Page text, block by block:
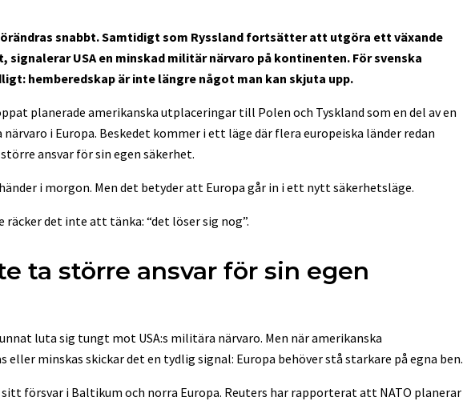
snabbt. Samtidigt som Ryssland fortsätter att utgöra ett växande
signalerar USA en minskad militär närvaro på kontinenten. För svenska
hemberedskap är inte längre något man kan skjuta upp.
planerade amerikanska utplaceringar till Polen och Tyskland som en del av en
i Europa. Beskedet kommer i ett läge där flera europeiska länder redan
ansvar för sin egen säkerhet.
i morgon. Men det betyder att Europa går in i ett nytt säkerhetsläge.
det inte att tänka: “det löser sig nog”.
ta större ansvar för sin egen
luta sig tungt mot USA:s militära närvaro. Men när amerikanska
minskas skickar det en tydlig signal: Europa behöver stå starkare på egna ben.
försvar i Baltikum och norra Europa. Reuters har rapporterat att NATO planerar